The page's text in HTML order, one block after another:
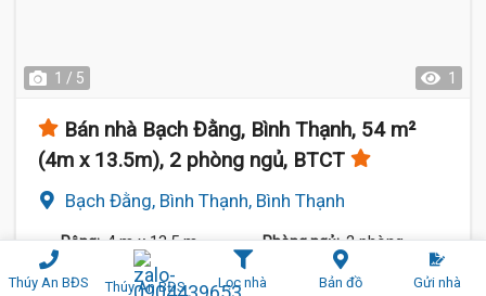
Thúy An BĐS Thúy An BĐS Lọc nhà Bản đồ Gửi nhà
1 / 5 1
Bán nhà Bạch Đằng, Bình Thạnh, 54 m²
(4m x 13.5m), 2 phòng ngủ, BTCT
Bạch Đằng, Bình Thạnh, Bình Thạnh
Rộng:4 mx 13.5 m Phòng ngủ:2 phòng
Diện tích: 54 m² Số tầng:2 tầng